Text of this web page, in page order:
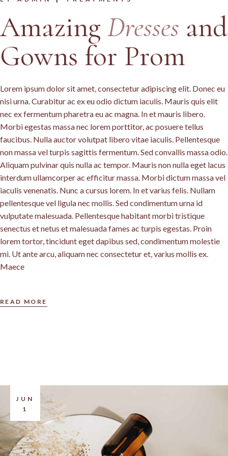
Amazing Dresses and
Gowns for Prom
Lorem ipsum dolor sit amet, consectetur adipiscing elit. Donec eu
nisi urna. Curabitur ac ex eu odio dictum iaculis. Mauris quis elit
nec ex fermentum pharetra eu ac magna. In et mauris libero.
Morbi egestas massa nec lorem porttitor, ac posuere tellus
faucibus. Nulla auctor volutpat libero vitae iaculis. Pellentesque
non massa vel turpis sagittis fermentum. Sed convallis massa odio.
Aliquam pulvinar quis nulla ac tempor. Mauris non nulla eget lacus
interdum ullamcorper ac efficitur massa. Morbi dictum massa vel
iaculis venenatis. Nunc a cursus lorem. In et varius felis. Nullam
pellentesque vel ligula nec mollis. Sed condimentum urna id
vulputate malesuada. Pellentesque habitant morbi tristique
senectus et netus et malesuada fames ac turpis egestas. Proin
lorem tortor, tincidunt eget dapibus sed, condimentum molestie
mi. Ut ante arcu, aliquam nec consectetur et, varius mollis ex.
Maece
READ MORE
JUN
1